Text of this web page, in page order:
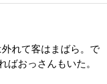
れて客はまばら。で
ばおっさんもいた。